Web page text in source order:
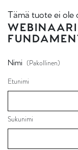
Tämä tuote ei ole
Nimi (Pakollinen)
Etunimi
Sukunimi